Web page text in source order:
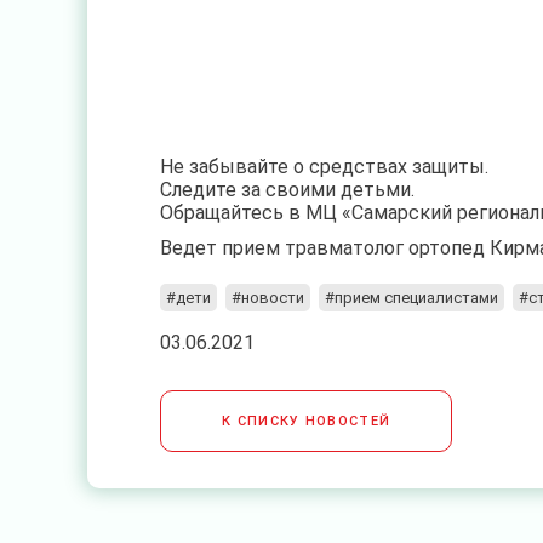
Не забывайте о средствах защиты.
Следите за своими детьми.
Обращайтесь в МЦ «Самарский
Ведет прием травматолог ортопед
#дети #новости #прием специалистами
03.06.2021
К СПИСКУ НОВОСТЕЙ